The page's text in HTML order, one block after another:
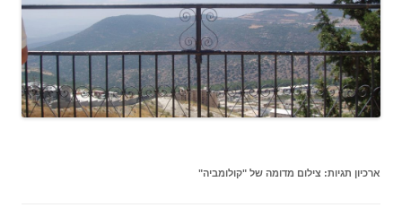
ארכיון תגיות: צילום מדומה של "קולומביה"